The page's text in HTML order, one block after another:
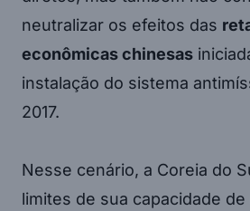
neutralizar os efeitos das
econômicas chinesas
instalação do sistema
2017.
Nesse cenário, a Coreia do
limites de sua capacidade de